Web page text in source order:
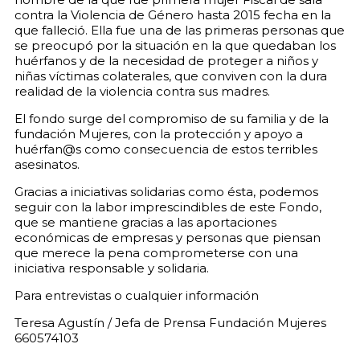
contra la Violencia de Género hasta 2015 fecha en la
que falleció. Ella fue una de las primeras personas que
se preocupó por la situación en la que quedaban los
huérfanos y de la necesidad de proteger a niños y
niñas víctimas colaterales, que conviven con la dura
realidad de la violencia contra sus madres.
El fondo surge del compromiso de su familia y de la
fundación Mujeres, con la protección y apoyo a
huérfan@s como consecuencia de estos terribles
asesinatos.
Gracias a iniciativas solidarias como ésta, podemos
seguir con la labor imprescindibles de este Fondo,
que se mantiene gracias a las aportaciones
económicas de empresas y personas que piensan
que merece la pena comprometerse con una
iniciativa responsable y solidaria.
Para entrevistas o cualquier información
Teresa Agustín / Jefa de Prensa Fundación Mujeres
660574103